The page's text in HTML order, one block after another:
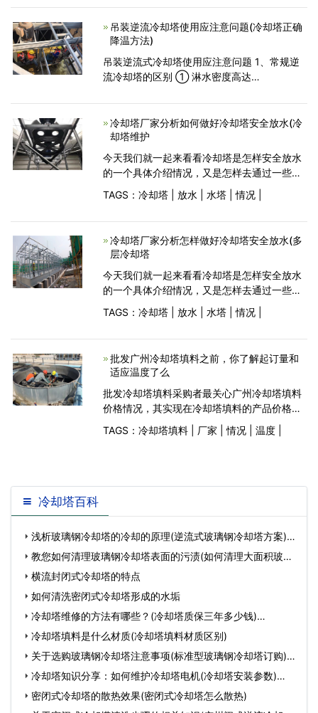
气体不会直接流入进气口。2.流体相容性由冷
却塔冷却的流体
吊装逆流冷却塔使用应注意问题(冷却塔正确
降温方法)
吊装逆流式冷却塔使用应注意问题 1、常规逆
流冷却塔的区别 ① 淋水密度高达
度一般不超过12m3/(m2·h)，较大的淋水密度
不仅降低了循环水的费用，而
冷却塔厂家分析如何做好冷却塔安全放水(冷
却塔维护
今天我们就一起来看看冷却塔是怎样安全放水
的一个具体介绍情况，又是怎样去通过一些什
么东西，需要一些什么样的设备，冷却塔的放
水是通过冷却泵、阀门进水。冷却塔下面积水
TAGS： 冷却塔| 放水 水塔|情况|
冷却塔厂家分析怎样做好冷却塔安全放水(多
层冷却塔
今天我们就一起来看看冷却塔是怎样安全放水
的一个具体介绍情况，又是怎样去通过一些什
么东西，需要一些什么样的设备，冷却塔的放
水是通过冷却泵、阀门进水。冷却塔下面积水
TAGS： 冷却塔| 放水 水塔|情况|
批发广州冷却塔填料之前，你了解起订量和
适应温度了么
批发冷却塔填料采购者最关心广州冷却塔填料
价格情况，其实现在冷却塔填料的产品价格区
别比较大，一般来说都是10立方起批的，在购
买之前先去看一下厂家的起订量，因为如果购
TAGS： 冷却塔填料| 厂家 |情况| 温度|
冷却塔百科
浅析玻璃钢冷却塔的冷却的原理(逆流式玻璃钢冷却塔方案)…
教您如何清理玻璃钢冷却塔表面的污渍(如何清理大面积玻璃)
… 横流封闭式冷却塔的特点
如何清洗密闭式冷却塔形成的水垢
冷却塔维修的方法有哪些？(冷却塔质保三年多少钱)…
冷却塔填料是什么材质(冷却塔填料材质区别)
关于选购玻璃钢冷却塔注意事项(标准型玻璃钢冷却塔订购)…
冷却塔知识分享：如何维护冷却塔电机(冷却塔安装参数)…
密闭式冷却塔的散热效果(密闭式冷却塔怎么散热)